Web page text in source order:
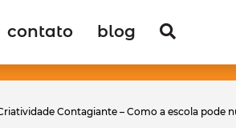
contato blog
Contagiante – Como a escola pode